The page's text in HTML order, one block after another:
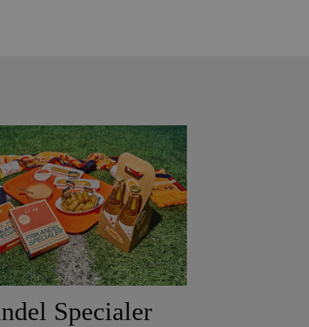
producten samenkomen.
Specialer